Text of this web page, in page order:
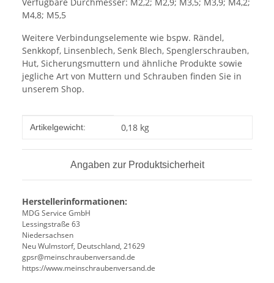
M4,8; M5,5
Weitere Verbindungselemente wie bspw. Rändel,
Senkkopf, Linsenblech, Senk Blech, Spenglerschrauben,
Hut, Sicherungsmuttern und ähnliche Produkte sowie
jegliche Art von Muttern und Schrauben finden Sie in
unserem Shop.
Produkteigenschaft
Wert
Artikelgewicht: 0,18 kg
Angaben zur Produktsicherheit
Herstellerinformationen:
MDG Service GmbH
Lessingstraße 63
Niedersachsen
Neu Wulmstorf, Deutschland, 21629
gpsr@meinschraubenversand.de
https://www.meinschraubenversand.de